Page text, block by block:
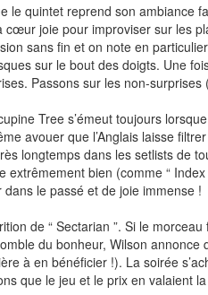
le quintet reprend son
cœur joie pour improviser sur les
sans fin et on note en
sur le bout des doigts. Une
Passons sur les non-
Tree s’émeut toujours
avouer que l’Anglais laisse
longtemps dans les setlists de
extrêmement bien (comme “
le passé et de joie immense !
de “ Sectarian ”. Si le
du bonheur, Wilson
à en bénéficier !). La soirée
que le jeu et le prix en valaient